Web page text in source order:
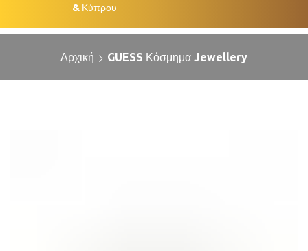
Αρχική GUESS Κόσμημα Jewellery